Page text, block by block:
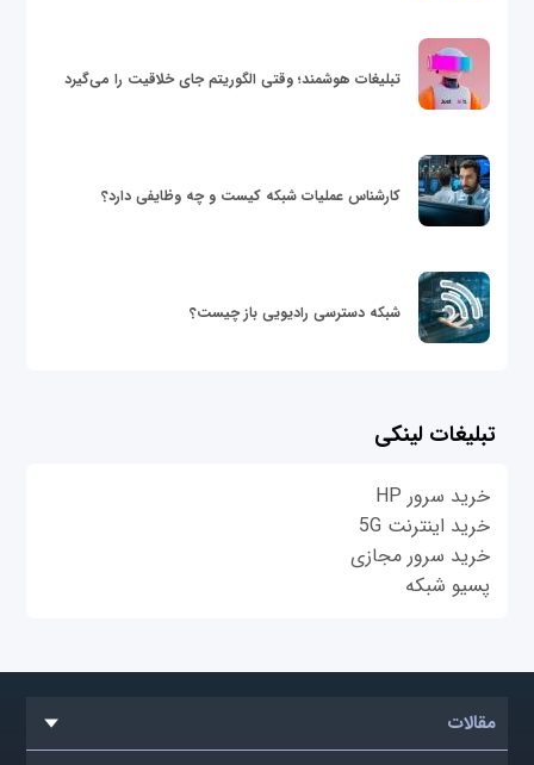
تبلیغات هوشمند؛ وقتی الگوریتم جای خلاقیت را می‌گیرد
کارشناس عملیات شبکه کیست و چه وظایفی دارد؟
شبکه دسترسی رادیویی باز چیست؟
تبلیغات لینکی
خرید سرور HP
خرید اینترنت 5G
خرید سرور مجازی
پسیو شبکه
مقالات